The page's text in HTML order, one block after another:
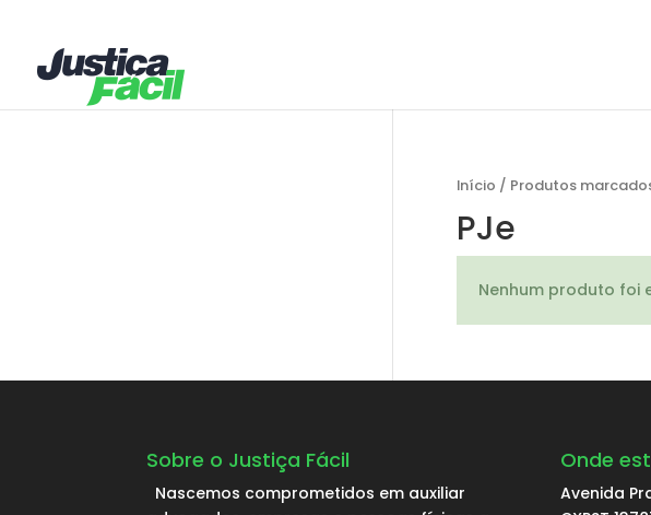
Início / Produtos
PJe
Nenhum produto foi
Sobre o Justiça Fácil
Nascemos comprometidos em auxiliar
Onde
Avenida